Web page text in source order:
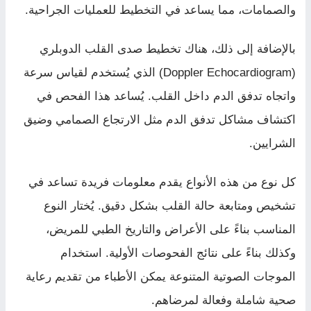
والصمامات، مما يساعد في التخطيط للعمليات الجراحية.
بالإضافة إلى ذلك، هناك تخطيط صدى القلب الدوبلري
(Doppler Echocardiogram) الذي يُستخدم لقياس سرعة
واتجاه تدفق الدم داخل القلب. يُساعد هذا الفحص في
اكتشاف مشاكل تدفق الدم مثل الارتجاع الصمامي وضيق
الشرايين.
كل نوع من هذه الأنواع يقدم معلومات فريدة تساعد في
تشخيص ومتابعة حالة القلب بشكل دقيق. يُختار النوع
المناسب بناءً على الأعراض والتاريخ الطبي للمريض،
وكذلك بناءً على نتائج الفحوصات الأولية. استخدام
الموجات الصوتية المتنوعة يمكن الأطباء من تقديم رعاية
صحية شاملة وفعالة لمرضاهم.